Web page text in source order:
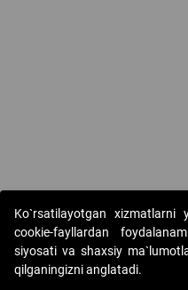
Copyright © 2017-2026.
Ko`rsatilayotgan xizmatlarni
cookie-fayllardan
siyosati va shaxsiy
qilganingizni anglatadi.